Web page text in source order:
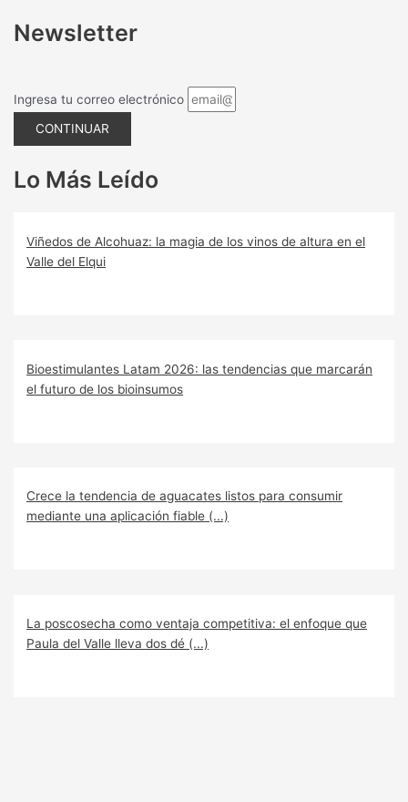
Newsletter
Ingresa tu correo electrónico
CONTINUAR
Lo Más Leído
Viñedos de Alcohuaz: la magia de los vinos de altura en el
Valle del Elqui
Bioestimulantes Latam 2026: las tendencias que marcarán
el futuro de los bioinsumos
Crece la tendencia de aguacates listos para consumir
mediante una aplicación fiable (...)
La poscosecha como ventaja competitiva: el enfoque que
Paula del Valle lleva dos dé (...)